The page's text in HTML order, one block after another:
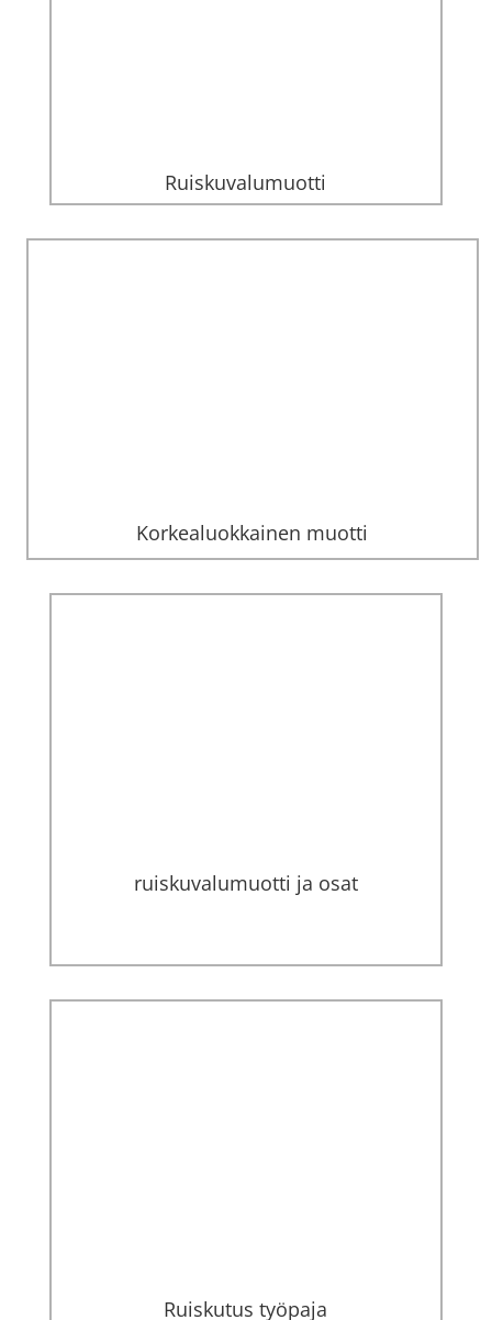
Ruiskuvalumuotti
Korkealuokkainen muotti
ruiskuvalumuotti ja osat
Ruiskutus työpaja